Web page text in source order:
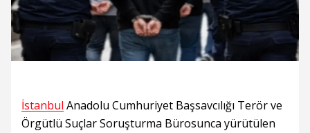
İstanbul Anadolu Cumhuriyet Başsavcılığı Terör ve
Örgütlü Suçlar Soruşturma Bürosunca yürütülen